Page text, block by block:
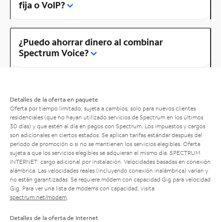
fija o VoIP?
¿Puedo ahorrar dinero al combinar
Spectrum Voice?
Detalles de la oferta en paquete
Oferta por tiempo limitado; sujeta a cambios; solo para nuevos clientes
residenciales (que no hayan utilizado servicios de Spectrum en los últimos
30 días) y que estén al día en pagos con Spectrum. Los impuestos y cargos
son adicionales en ciertos estados. Se aplican tarifas estándar después del
período de promoción o si no se mantienen los servicios elegibles. Oferta
sujeta a que los servicios elegibles se adquieran el mismo día. SPECTRUM
INTERNET: cargo adicional por instalación. Velocidades basadas en conexión
alámbrica. Las velocidades reales (incluyendo conexión inalámbrica) varían y
no están garantizadas. Se requiere módem con capacidad Gig para velocidad
Gig. Para ver una lista de módems con capacidad, visita
spectrum.net/modem
Detalles de la oferta de Internet